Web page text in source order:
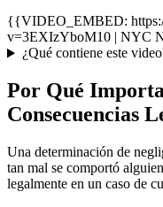
{{VIDEO_EMBED:
v=3EXIzYboM10 | NYC
¿Qué contiene este
Por Qué
Consecuencias
Una determinación de
tan mal se comportó
legalmente en un caso de